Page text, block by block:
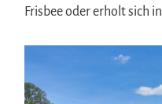
Frisbee oder erholt sich